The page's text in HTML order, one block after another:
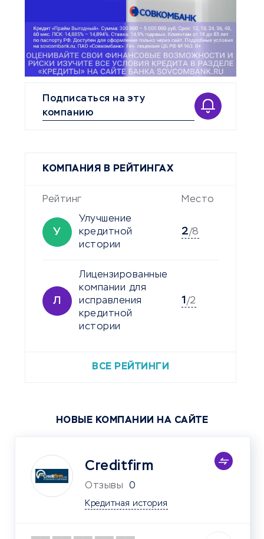
Подписаться на эту
компанию
КОМПАНИЯ В РЕЙТИНГАХ
Рейтинг Место
У
Улучшение
кредитной
истории
2/8
Л
Лицензированные
компании для
исправления
кредитной
истории
1 /2
ВСЕ РЕЙТИНГИ
НОВЫЕ КОМПАНИИ НА САЙТЕ
Creditfirm
Отзывы 0
Кредитная история